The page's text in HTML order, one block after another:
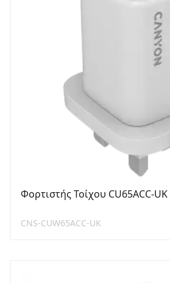
Φορτιστής Τοίχου CU65ACC-UK
CNS-CUW65ACC-UK